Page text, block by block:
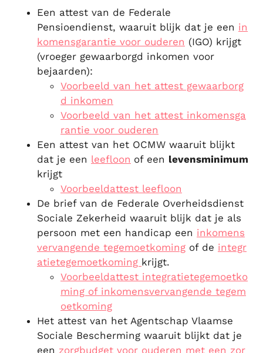
Een attest van de Federale
Pensioendienst, waaruit blijk dat je een in
komensgarantie voor ouderen (IGO) krijgt
(vroeger gewaarborgd inkomen voor
bejaarden):
Voorbeeld van het attest gewaarborg
d inkomen
Voorbeeld van het attest inkomensga
rantie voor ouderen
Een attest van het OCMW waaruit blijkt
dat je een leefloon of een levensminimum
krijgt
Voorbeeldattest leefloon
De brief van de Federale Overheidsdienst
Sociale Zekerheid waaruit blijk dat je als
persoon met een handicap een inkomens
vervangende tegemoetkoming of de integr
atietegemoetkoming krijgt.
Voorbeeldattest integratietegemoetko
ming of inkomensvervangende tegem
oetkoming
Het attest van het Agentschap Vlaamse
Sociale Bescherming waaruit blijkt dat je
een zorgbudget voor ouderen met een zor